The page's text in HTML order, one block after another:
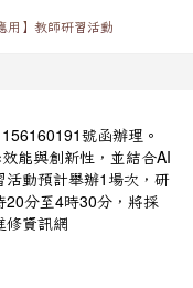
用】教師研習活動
號函辦理。
能與創新性，並結合AI
動預計舉辦1場次，研
分至4時30分，將採
修資訊網